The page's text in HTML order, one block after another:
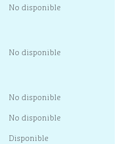
No disponible
No disponible
No disponible
No disponible
Disponible